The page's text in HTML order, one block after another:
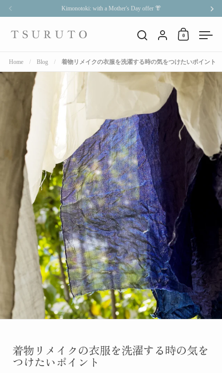
Skip to content
Kimonotoki: with a Mother's Day offer 👘
Open search
Account
Open cart
0
Home / Blog / 着物リメイクの衣服を洗濯する時の気をつけたいポイント
着物リメイクの衣服を洗濯する時の気を
つけたいポイント